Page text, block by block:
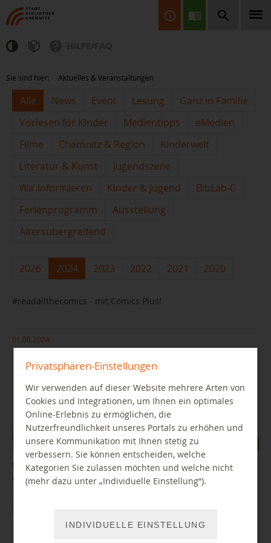
Finden Sie Informationen, Bücher, CDs & DVDs, Spiele, BluRays,
Zeitschriften und vieles mehr...
JETZT FINDEN
Sie sind hier: Aktuelles & Veranstaltungen
Alle News Event Lesung
Ganz in Familie
Vorlesen für Kinder
Medientipps
eMedien
Filme
Chemnitz & Region
Kinderwelt
Literatur & Kunst
Jugendszene
Wir informieren
Kinder & Jugend
BibLab-C
Ferienprogramm
Ausstellung
Altersübergreifend
2026 2024 2023 2022 2021 2020
#readallthecomics - mit Comics Plus!
01.06.2024
Neu: Zugriff auf über 20.000 Comics, Mangas und Graphic Novels in
englischer Sprache
Privatsphären-Einstellungen
Wir verwenden auf dieser Website mehrere Arten von
Cookies und Integrationen, um Ihnen ein optimales
Online-Erlebnis zu ermöglichen, die
Nutzerfreundlichkeit unseres Portals zu erhöhen und
unsere Kommunikation mit Ihnen stetig zu
verbessern. Sie können entscheiden, welche
Kategorien Sie zulassen möchten und welche nicht
(mehr dazu unter „Individuelle Einstellung“).
INDIVIDUELLE EINSTELLUNG